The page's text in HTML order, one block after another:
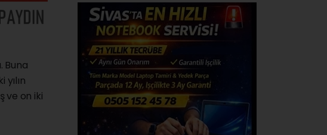
Buna
ve on iki